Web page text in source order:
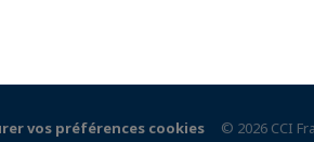
vos préférences cookies © 2026 CCI